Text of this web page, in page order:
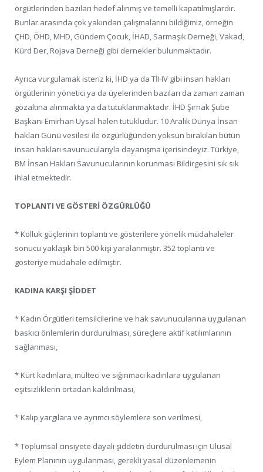
örgütlerinden bazıları hedef alınmış ve temelli kapatılmışlardır.
Bunlar arasında çok yakından çalışmalarını bildiğimiz, örneğin
ÇHD, ÖHD, MHD, Gündem Çocuk, İHAD, Sarmaşık Derneği, Vakad,
Kürd Der, Rojava Derneği gibi dernekler bulunmaktadır.
Ayrıca vurgulamak isteriz ki, İHD ya da TİHV gibi insan hakları
örgütlerinin yönetici ya da üyelerinden bazıları da zaman zaman
gözaltına alınmakta ya da tutuklanmaktadır. İHD Şırnak Şube
Başkanı Emirhan Uysal halen tutukludur. 10 Aralık Dünya İnsan
hakları Günü vesilesi ile özgürlüğünden yoksun bırakılan bütün
insan hakları savunucularıyla dayanışma içerisindeyiz. Türkiye,
BM İnsan Hakları Savunucularının korunması Bildirgesini sık sık
ihlal etmektedir.
TOPLANTI VE GÖSTERİ ÖZGÜRLÜĞÜ
* Kolluk güçlerinin toplantı ve gösterilere yönelik müdahaleler
sonucu yaklaşık bin 500 kişi yaralanmıştır. 352 toplantı ve
gösteriye müdahale edilmiştir.
KADINA KARŞI ŞİDDET
* Kadın Örgütleri temsilcilerine ve hak savunucularına uygulanan
baskıcı önlemlerin durdurulması, süreçlere aktif katılımlarının
sağlanması,
* Kürt kadınlara, mülteci ve sığınmacı kadınlara uygulanan
eşitsizliklerin ortadan kaldırılması,
* Kalıp yargılara ve ayrımcı söylemlere son verilmesi,
* Toplumsal cinsiyete dayalı şiddetin durdurulması için Ulusal
Eylem Planının uygulanması, gerekli yasal düzenlemenin